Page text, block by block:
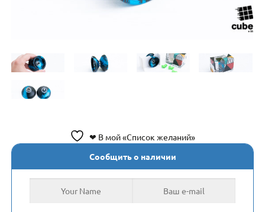
❤ В мой «Список желаний»
Сообщить о наличии